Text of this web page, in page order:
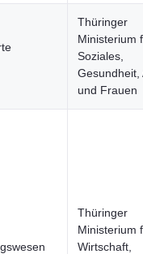
Thüringer
Ministerium
Soziales,
Gesundheit,
und Frauen
Thüringer
Ministerium
Wirtschaft,